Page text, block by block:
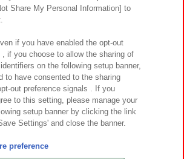
まとともに
ト対応方針 よくあるご質問・お問い合わせ
©Bandai Namco Amusement Inc.
Namco Amusement Lab Inc.
Share My Personal Information] to
if you have enabled the opt-out
, if you choose to allow the sharing of
on the following setup banner,
to have consented to the sharing
out preference signals . If you
to this setting, please manage your
setup banner by clicking the link
Settings' and close the banner.
preference